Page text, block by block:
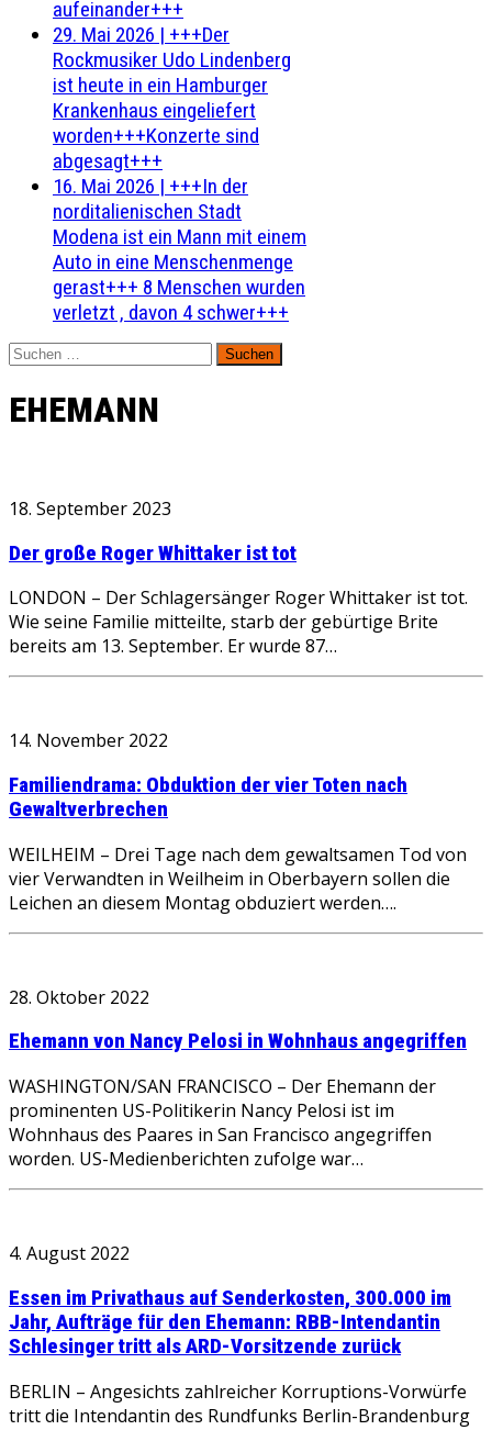
aufeinander+++
29. Mai 2026 | +++Der
Rockmusiker Udo Lindenberg
ist heute in ein Hamburger
Krankenhaus eingeliefert
worden+++Konzerte sind
abgesagt+++
16. Mai 2026 | +++In der
norditalienischen Stadt
Modena ist ein Mann mit einem
Auto in eine Menschenmenge
gerast+++ 8 Menschen wurden
verletzt , davon 4 schwer+++
Suchen
nach:
EHEMANN
18. September 2023
Der große Roger Whittaker ist tot
LONDON – Der Schlagersänger Roger Whittaker ist tot.
Wie seine Familie mitteilte, starb der gebürtige Brite
bereits am 13. September. Er wurde 87…
14. November 2022
Familiendrama: Obduktion der vier Toten nach
Gewaltverbrechen
WEILHEIM – Drei Tage nach dem gewaltsamen Tod von
vier Verwandten in Weilheim in Oberbayern sollen die
Leichen an diesem Montag obduziert werden….
28. Oktober 2022
Ehemann von Nancy Pelosi in Wohnhaus angegriffen
WASHINGTON/SAN FRANCISCO – Der Ehemann der
prominenten US-Politikerin Nancy Pelosi ist im
Wohnhaus des Paares in San Francisco angegriffen
worden. US-Medienberichten zufolge war…
4. August 2022
Essen im Privathaus auf Senderkosten, 300.000 im
Jahr, Aufträge für den Ehemann: RBB-Intendantin
Schlesinger tritt als ARD-Vorsitzende zurück
BERLIN – Angesichts zahlreicher Korruptions-Vorwürfe
tritt die Intendantin des Rundfunks Berlin-Brandenburg